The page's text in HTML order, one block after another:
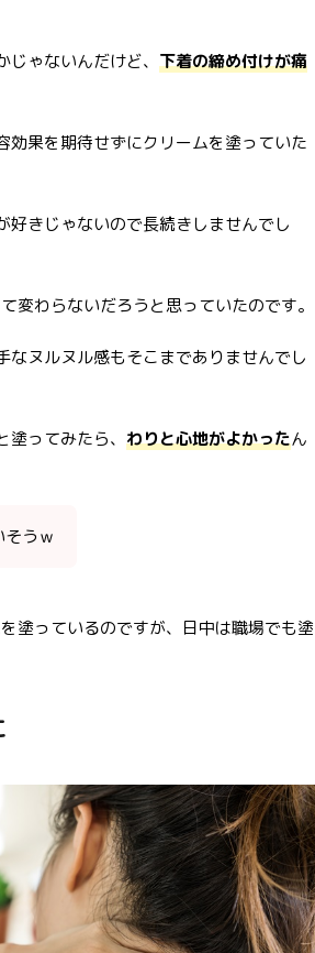
ゃないんだけど、 下着の締め付けが痛
効果を期待せずにクリームを塗っていた
好きじゃないので長続きしませんでし
変わらないだろうと思っていたのです。
ヌルヌル感もそこまでありませんでし
ってみたら、 わりと心地がよかったん
うｗ
塗っているのですが、日中は職場でも塗